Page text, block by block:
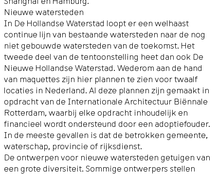
Nieuwe watersteden
In De Hollandse Waterstad loopt er een welhaast
continue lijn van bestaande watersteden naar de nog
niet gebouwde watersteden van de toekomst. Het
tweede deel van de tentoonstelling heet dan ook De
Nieuwe Hollandse Waterstad. Wederom aan de hand
van maquettes zijn hier plannen te zien voor twaalf
locaties in Nederland. Al deze plannen zijn gemaakt in
opdracht van de Internationale Architectuur Biënnale
Rotterdam, waarbij elke opdracht inhoudelijk en
financieel wordt ondersteund door een adoptiefouder.
In de meeste gevallen is dat de betrokken gemeente,
waterschap, provincie of rijksdienst.
De ontwerpen voor nieuwe watersteden getuigen van
een grote diversiteit. Sommige ontwerpers stellen